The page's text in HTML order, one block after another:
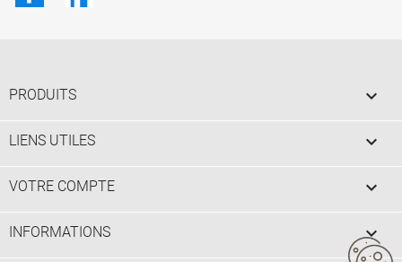
PRODUITS 
LIENS UTILES 
VOTRE COMPTE 
INFORMATIONS keyboard_arrow_down